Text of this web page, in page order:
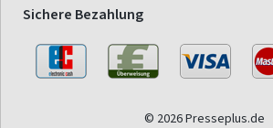
Sichere Bezahlung
© 2026 Presseplus.de